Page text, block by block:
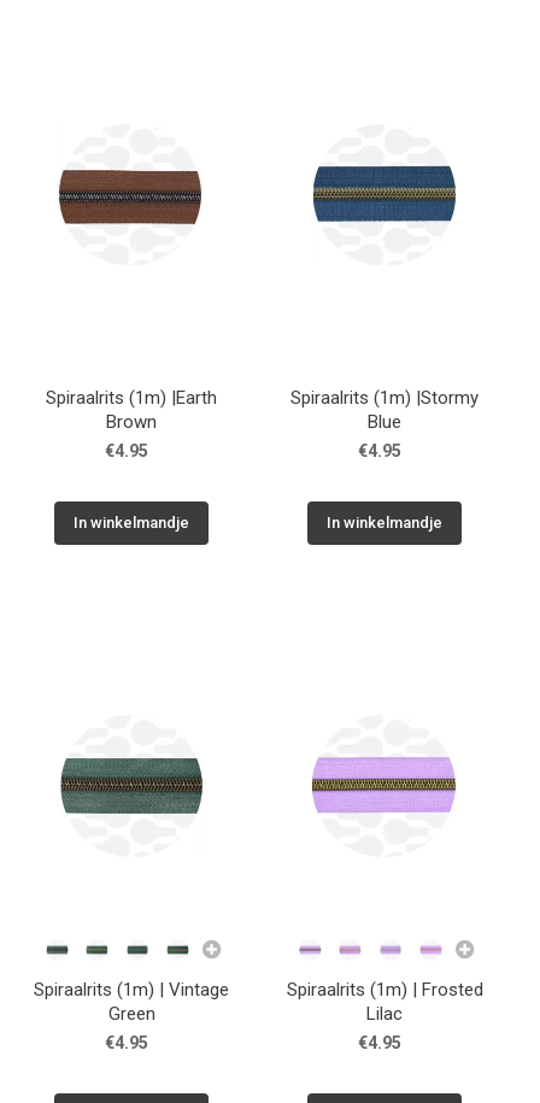
Spiraalrits (1m) |Earth
Brown
€4.95
In winkelmandje
Spiraalrits (1m) |Stormy
Blue
€4.95
In winkelmandje
Spiraalrits (1m) | Vintage
Green
€4.95
Spiraalrits (1m) | Frosted
Lilac
€4.95